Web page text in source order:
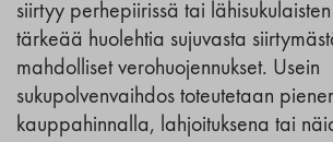
siirtyy perhepiirissä tai
tärkeää huolehtia sujuvasta
mahdolliset verohuojennukset. Usein
sukupolvenvaihdos toteutetaan
kauppahinnalla, lahjoituksena tai